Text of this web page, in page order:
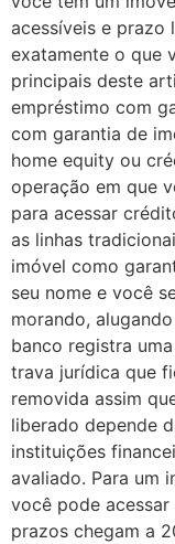
acessíveis e prazo
exatamente o que
principais deste
empréstimo com
com garantia de
home equity ou
operação em que
para acessar
as linhas
imóvel como
seu nome e você
morando,
banco registra
trava jurídica que
removida assim
liberado depende
instituições
avaliado. Para um
você pode
prazos chegam a